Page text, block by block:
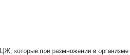
которые при размножении в организме